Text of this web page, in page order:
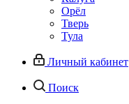
Орёл
Тверь
Тула
Личный кабинет
Поиск